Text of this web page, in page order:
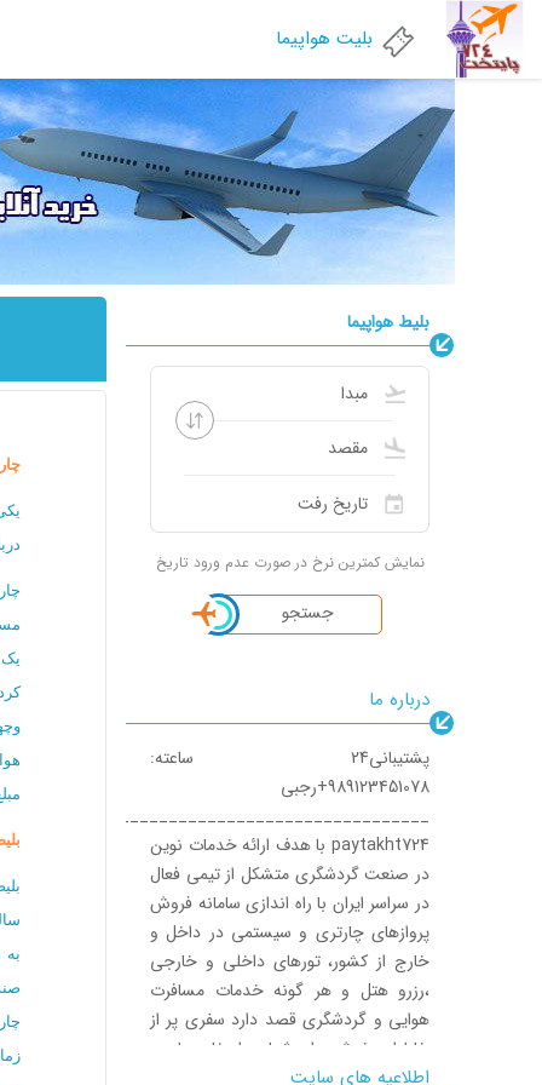
بلیت هواپیما
بلیط هواپیما
نمایش کمترین نرخ در صورت عدم ورود تاریخ
جستجو
درباره ما
پشتیبانی24 ساعته:
989123451078+رجبی
__________________________________
paytakht724 با هدف ارائه خدمات نوین
در صنعت گردشگری متشکل از تیمی فعال
در سراسر ایران با راه اندازی سامانه فروش
پروازهای چارتری و سیستمی در داخل و
خارج از کشور، تورهای داخلی و خارجی
،رزرو هتل و هر گونه خدمات مسافرت
هوایی و گردشگری قصد دارد سفری پر از
خاطرات خوش برای شما به ارمغان بیاورد.
کارکنان پایتخت724 بصورت شبانه روزیاطلاعیه های سایت
یک
به